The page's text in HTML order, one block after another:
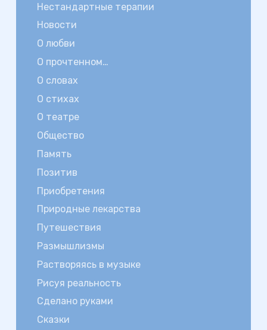
Нестандартные терапии
Новости
О любви
О прочтенном…
О словах
О стихах
О театре
Общество
Память
Позитив
Приобретения
Природные лекарства
Путешествия
Размышлизмы
Растворяясь в музыке
Рисуя реальность
Сделано руками
Сказки